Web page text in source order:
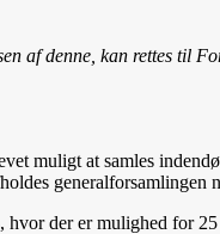
af denne, kan rettes til
muligt at samles
der er mulighed for